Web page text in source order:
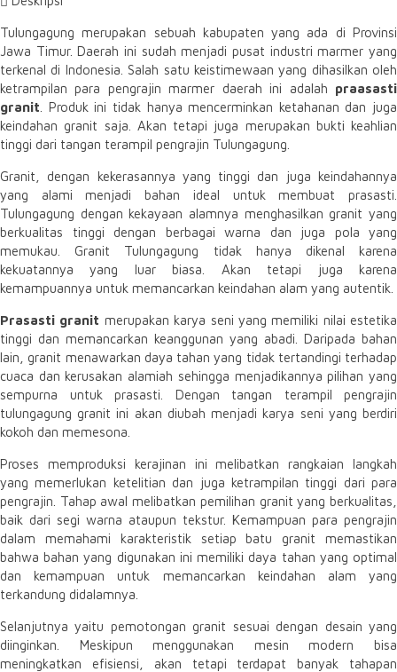
Tulungagung merupakan sebuah kabupaten yang ada di Provinsi
Jawa Timur. Daerah ini sudah menjadi pusat industri marmer yang
terkenal di Indonesia. Salah satu keistimewaan yang dihasilkan oleh
ketrampilan para pengrajin marmer daerah ini adalah praasasti
granit . Produk ini tidak hanya mencerminkan ketahanan dan juga
keindahan granit saja. Akan tetapi juga merupakan bukti keahlian
tinggi dari tangan terampil pengrajin Tulungagung.
Granit, dengan kekerasannya yang tinggi dan juga keindahannya
yang alami menjadi bahan ideal untuk membuat prasasti.
Tulungagung dengan kekayaan alamnya menghasilkan granit yang
berkualitas tinggi dengan berbagai warna dan juga pola yang
memukau. Granit Tulungagung tidak hanya dikenal karena
kekuatannya yang luar biasa. Akan tetapi juga karena
kemampuannya untuk memancarkan keindahan alam yang autentik.
Prasasti granit merupakan karya seni yang memiliki nilai estetika
tinggi dan memancarkan keanggunan yang abadi. Daripada bahan
lain, granit menawarkan daya tahan yang tidak tertandingi terhadap
cuaca dan kerusakan alamiah sehingga menjadikannya pilihan yang
sempurna untuk prasasti. Dengan tangan terampil pengrajin
tulungagung granit ini akan diubah menjadi karya seni yang berdiri
kokoh dan memesona.
Proses memproduksi kerajinan ini melibatkan rangkaian langkah
yang memerlukan ketelitian dan juga ketrampilan tinggi dari para
pengrajin. Tahap awal melibatkan pemilihan granit yang berkualitas,
baik dari segi warna ataupun tekstur. Kemampuan para pengrajin
dalam memahami karakteristik setiap batu granit memastikan
bahwa bahan yang digunakan ini memiliki daya tahan yang optimal
dan kemampuan untuk memancarkan keindahan alam yang
terkandung didalamnya.
Selanjutnya yaitu pemotongan granit sesuai dengan desain yang
diinginkan. Meskipun menggunakan mesin modern bisa
meningkatkan efisiensi, akan tetapi terdapat banyak tahapan